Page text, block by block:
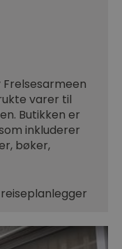
varer til
Butikken er
inkluderer
bøker,